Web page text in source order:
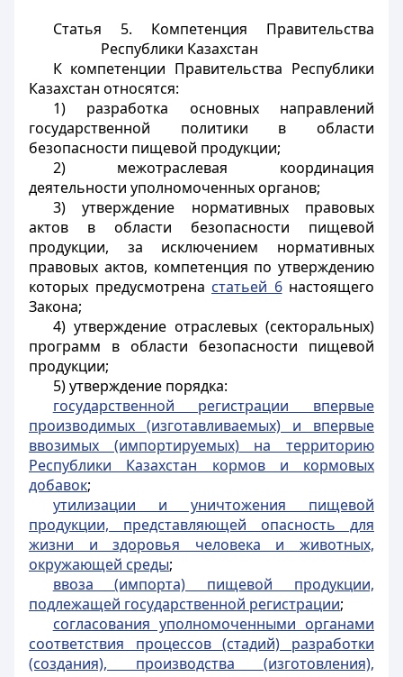
Статья 5. Компетенция Правительства
Республики Казахстан
К компетенции Правительства Республики
Казахстан относятся:
1) разработка основных направлений
государственной политики в области
безопасности пищевой продукции;
2) межотраслевая координация
деятельности уполномоченных органов;
3) утверждение нормативных правовых
актов в области безопасности пищевой
продукции, за исключением нормативных
правовых актов, компетенция по утверждению
которых предусмотрена статьей 6настоящего
Закона;
4) утверждение отраслевых (секторальных)
программ в области безопасности пищевой
продукции;
5) утверждение порядка:
государственной регистрации впервые
производимых (изготавливаемых) и впервые
ввозимых (импортируемых) на территорию
Республики Казахстан кормов и кормовых
добавок;
утилизации и уничтожения пищевой
продукции, представляющей опасность для
жизни и здоровья человека и животных,
окружающей среды;
ввоза (импорта) пищевой продукции,
подлежащей государственной регистрации;
согласования уполномоченными органами
соответствия процессов (стадий) разработки
(создания), производства (изготовления),